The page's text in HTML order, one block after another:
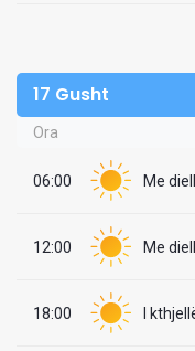
17 Gusht
Ora
06:00 Me diell
12:00 Me diell
18:00 I